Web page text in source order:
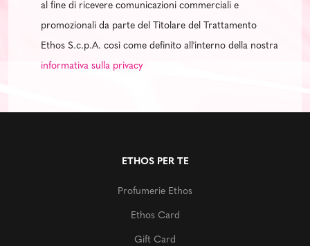
al fine di ricevere comunicazioni commerciali e
promozionali da parte del Titolare del Trattamento
Ethos S.c.p.A. così come definito all'interno della nostra
informativa sulla privacy
ETHOS PER TE
Profumerie Ethos
Ethos Card
Gift Card